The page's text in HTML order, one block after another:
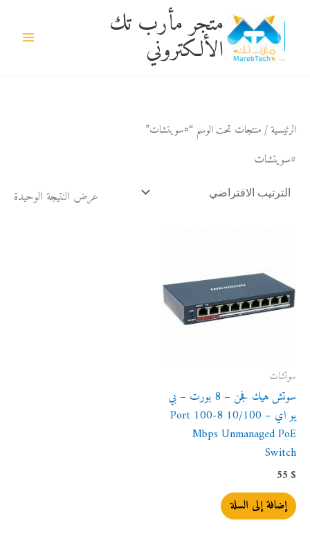
المحتوى
متجر مأرب تك
الألكتروني
الرئيسية/ منتجات تحت الوسم “#سويتشات”
#سويتشات
عرض النتيجة الوحيدة
سوتشات
سوتش هيك فجن – 8 بورت – بي
يو اي – 10/100 8-Port 100
Mbps Unmanaged PoE
Switch
55 $
إضافة إلى السلة